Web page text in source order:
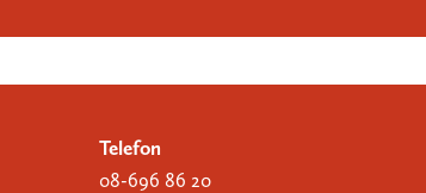
Telefon
08-696 86 20